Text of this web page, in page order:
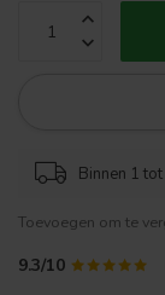
Binnen 1
Toevoegen om te
9.3/10